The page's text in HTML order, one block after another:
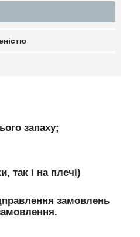
запаху;
так і на плечі)
замовлень